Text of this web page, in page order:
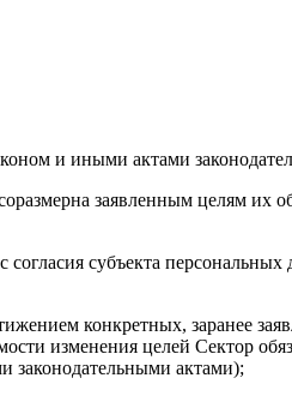
и иными актами
заявленным целям их
субъекта
конкретных, заранее
изменения целей Сектор
законодательными актами);